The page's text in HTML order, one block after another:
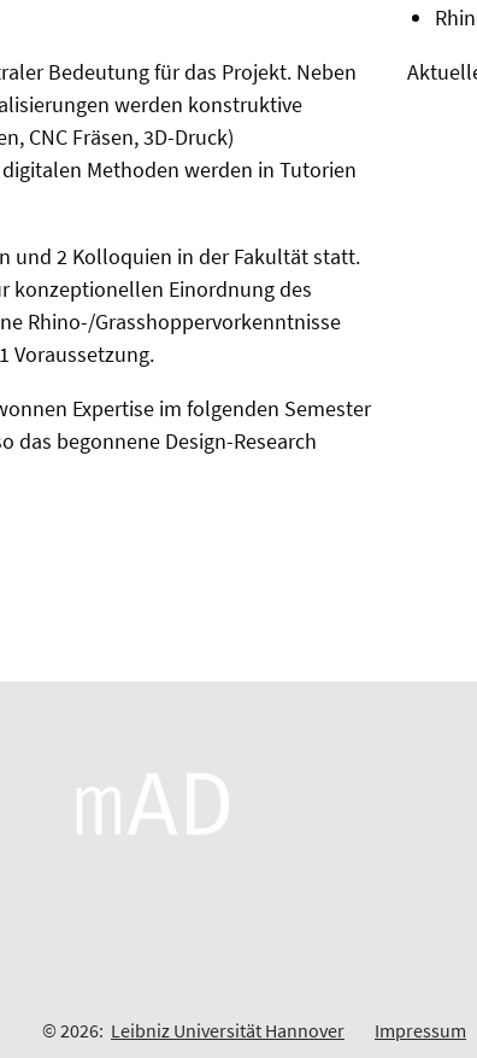
Bedeutung für das Projekt. Neben
werden konstruktive
CNC Fräsen, 3D-Druck)
Methoden werden in Tutorien
und 2 Kolloquien in der Fakultät statt.
konzeptionellen Einordnung des
Rhino-/Grasshoppervorkenntnisse
Voraussetzung.
Expertise im folgenden Semester
das begonnene Design-Research
© 2026: Leibniz Universität Hannover Impressum